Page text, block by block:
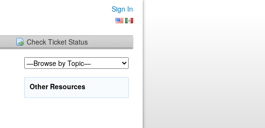
Sign In
Check Ticket Status
Other Resources